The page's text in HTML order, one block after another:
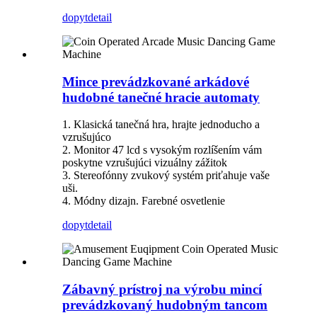
dopytdetail
Mince prevádzkované arkádové
hudobné tanečné hracie automaty
1. Klasická tanečná hra, hrajte jednoducho a
vzrušujúco
2. Monitor 47 lcd s vysokým rozlíšením vám
poskytne vzrušujúci vizuálny zážitok
3. Stereofónny zvukový systém priťahuje vaše
uši.
4. Módny dizajn. Farebné osvetlenie
dopytdetail
Zábavný prístroj na výrobu mincí
prevádzkovaný hudobným tancom